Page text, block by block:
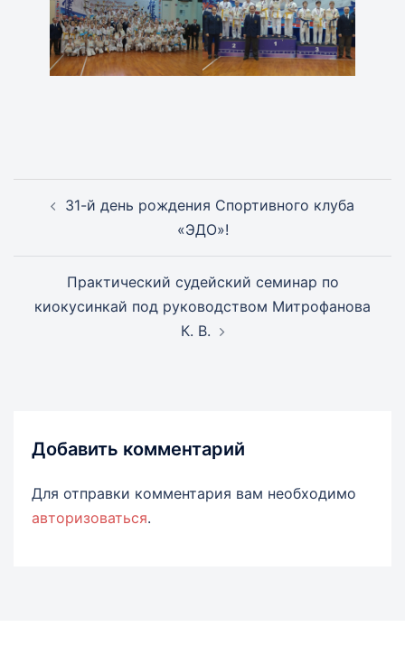
записи31-й день рождения Спортивного клуба
«ЭДО»!
Практический судейский семинар по
киокусинкай под руководством Митрофанова
К. В.
Добавить комментарий
Для отправки комментария вам необходимо
авторизоваться.